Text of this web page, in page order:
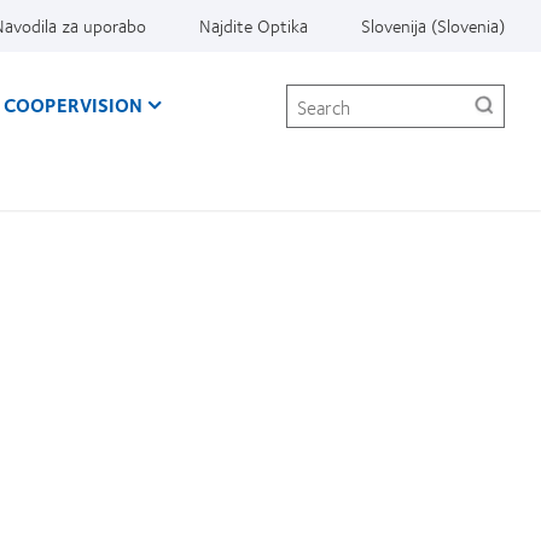
za uporabo Najdite Optika Slovenija (Slovenia)
Search